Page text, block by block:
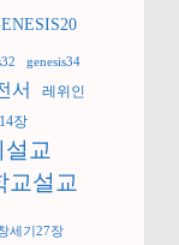
genesis34
서
레위인
장
설교
교설교
세기27장